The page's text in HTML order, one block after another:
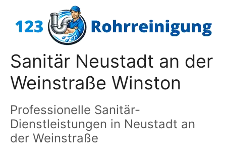
Inhalt
Sanitär Neustadt an der
Weinstraße Winston
Professionelle Sanitär-
Dienstleistungen in Neustadt an
der Weinstraße